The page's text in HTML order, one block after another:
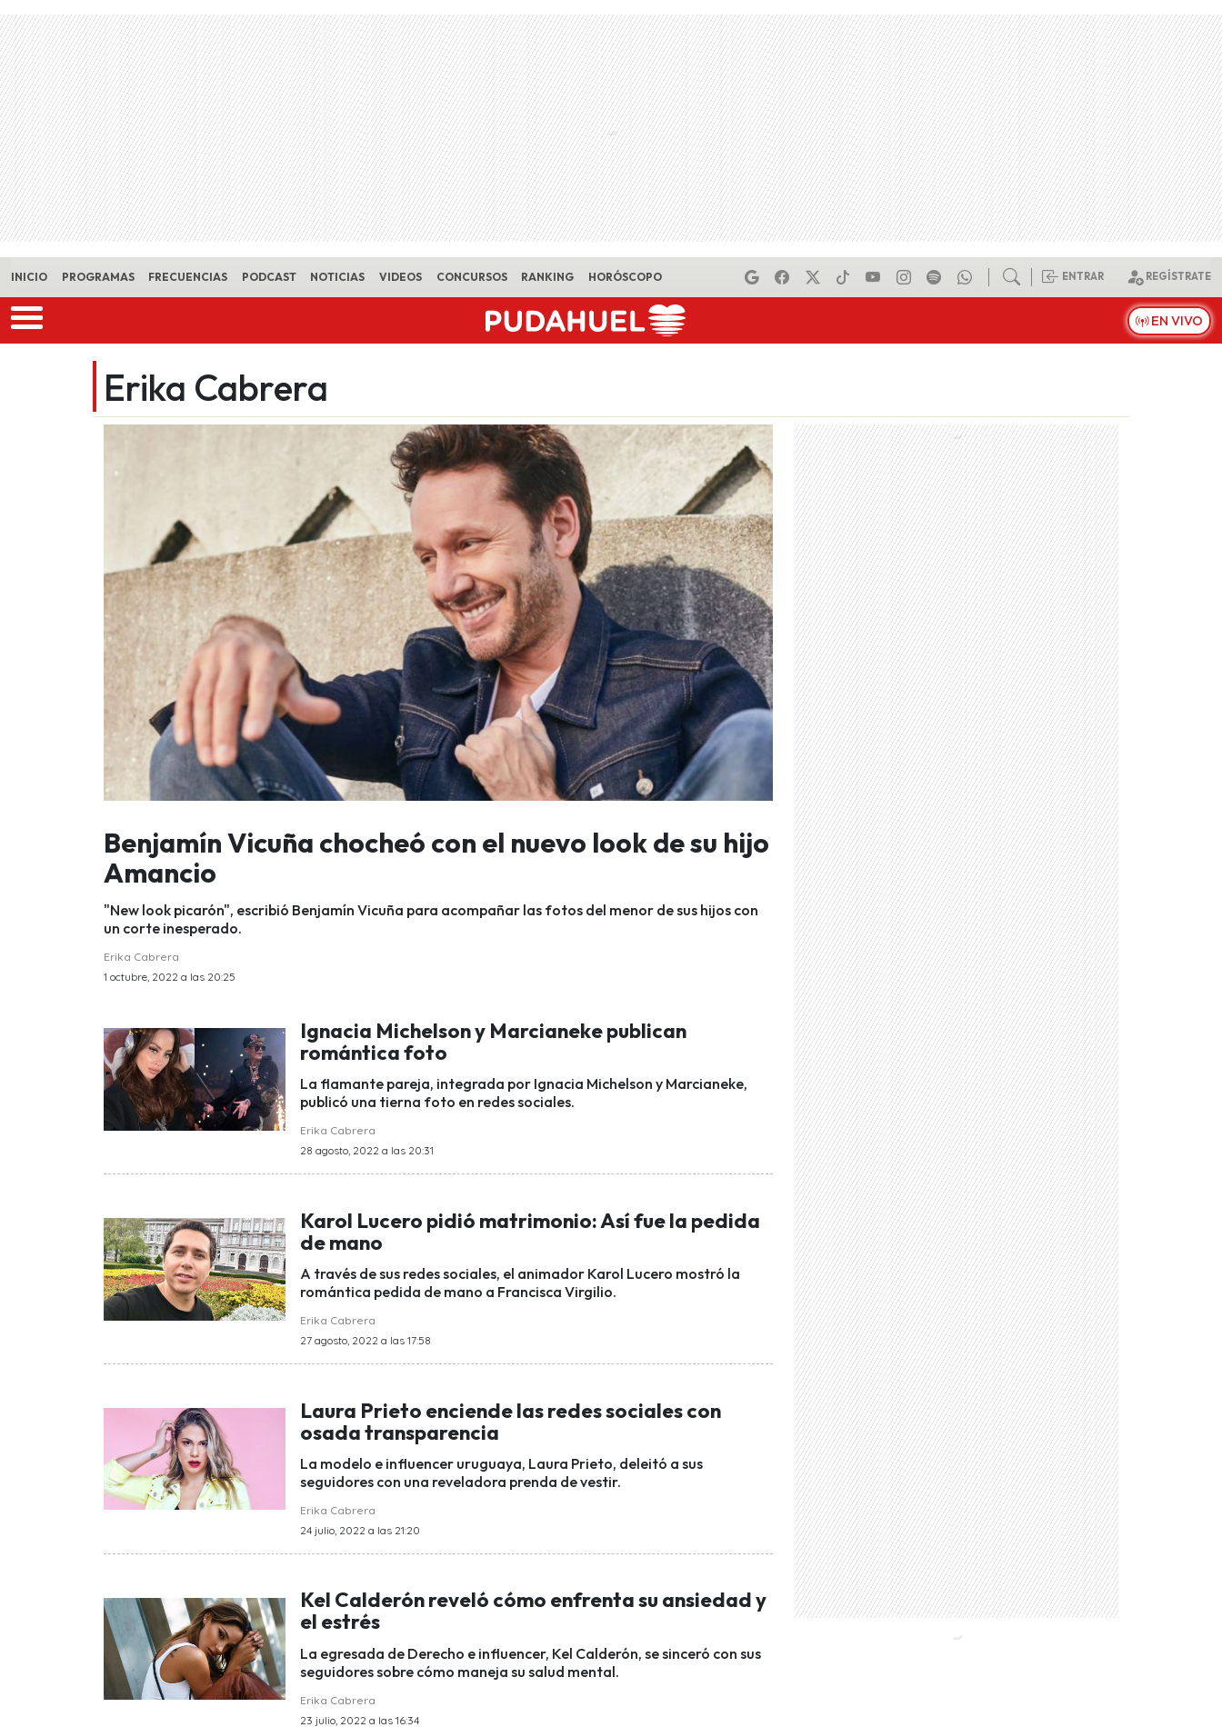
Skip to main content
INICIO PROGRAMAS FRECUENCIAS PODCAST NOTICIAS VIDEOS CONCURSOS RANKING HORÓSCOPO ENTRAR REGÍSTRATE
EN VIVO
Erika Cabrera
Benjamín Vicuña chocheó con el nuevo look de su hijo
Amancio
"New look picarón", escribió Benjamín Vicuña para acompañar las fotos del menor de sus hijos con
un corte inesperado.
Erika Cabrera
1 octubre, 2022 a las 20:25
Ignacia Michelson y Marcianeke publican
romántica foto
La flamante pareja, integrada por Ignacia Michelson y Marcianeke,
publicó una tierna foto en redes sociales.
Erika Cabrera
28 agosto, 2022 a las 20:31
Karol Lucero pidió matrimonio: Así fue la pedida
de mano
A través de sus redes sociales, el animador Karol Lucero mostró la
romántica pedida de mano a Francisca Virgilio.
Erika Cabrera
27 agosto, 2022 a las 17:58
Laura Prieto enciende las redes sociales con
osada transparencia
La modelo e influencer uruguaya, Laura Prieto, deleitó a sus
seguidores con una reveladora prenda de vestir.
Erika Cabrera
24 julio, 2022 a las 21:20
Kel Calderón reveló cómo enfrenta su ansiedad y
el estrés
La egresada de Derecho e influencer, Kel Calderón, se sinceró con sus
seguidores sobre cómo maneja su salud mental.
Erika Cabrera
23 julio, 2022 a las 16:34